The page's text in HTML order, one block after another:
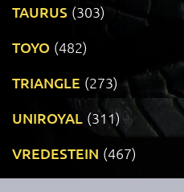
TAURUS (303)
TOYO (482)
TRIANGLE (273)
UNIROYAL (311)
VREDESTEIN (467)